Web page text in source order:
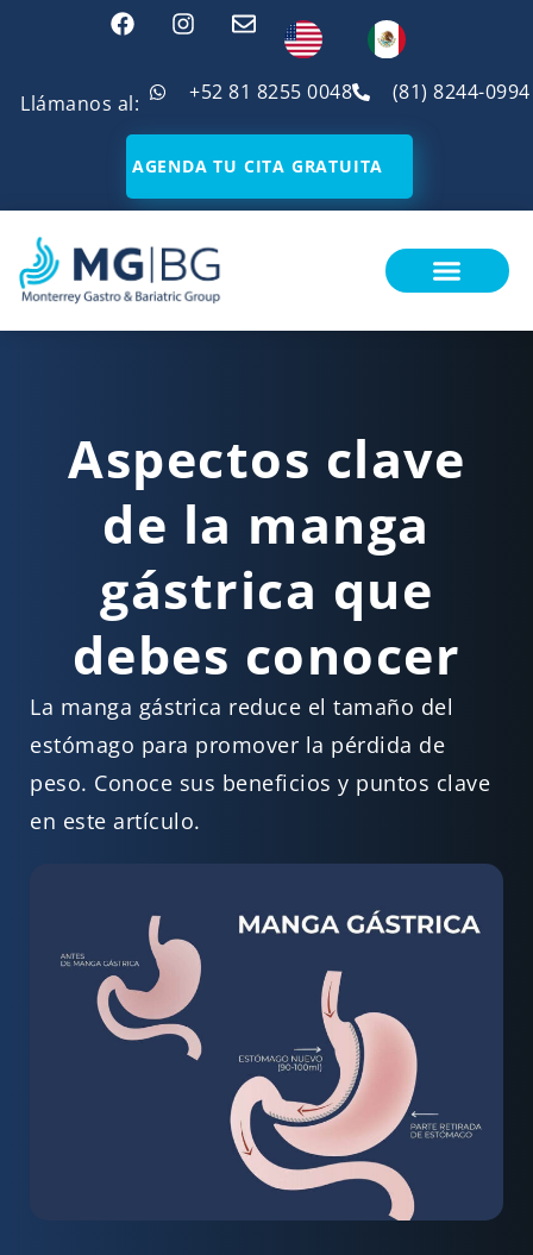
Llámanos al: +52 81 8255 0048 (81) 8244-0994
AGENDA TU CITA GRATUITA
Aspectos clave
de la manga
gástrica que
debes conocer
La manga gástrica reduce el tamaño del
estómago para promover la pérdida de
peso. Conoce sus beneficios y puntos clave
en este artículo.